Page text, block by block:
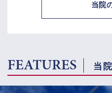
当院
FEATURES 当